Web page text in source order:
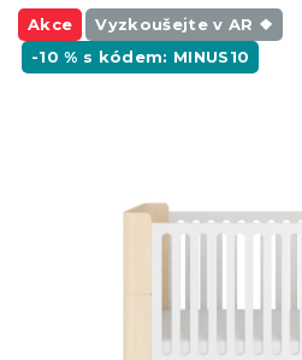
Akce
Vyzkoušejte v AR ❖
-10 % s kódem: MINUS10